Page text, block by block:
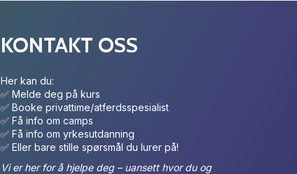
KONTAKT OSS
Her kan du:
✅ Melde deg på kurs
✅ Booke privattime/atferdsspesialist
✅ Få info om camps
✅ Få info om yrkesutdanning
✅ Eller bare stille spørsmål du lurer på!
Vi er her for å hjelpe deg – uansett hvor du og